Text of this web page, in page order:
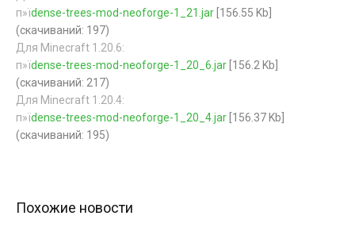
п»їdense-trees-mod-neoforge-1_21.jar [156.55 Kb]
(cкачиваний: 197)
Для Minecraft 1.20.6:
п»їdense-trees-mod-neoforge-1_20_6.jar [156.2 Kb]
(cкачиваний: 217)
Для Minecraft 1.20.4:
п»їdense-trees-mod-neoforge-1_20_4.jar [156.37 Kb]
(cкачиваний: 195)
Похожие новости